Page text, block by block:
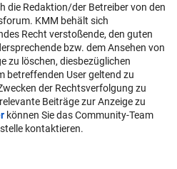
die Redaktion/der Betreiber von den
KMM behält sich
Recht verstoßende, den guten
bzw. dem Ansehen von
zu löschen, diesbezüglichen
betreffenden User geltend zu
der Rechtsverfolgung zu
Beiträge zur Anzeige zu
können Sie das Community-Team
kontaktieren.